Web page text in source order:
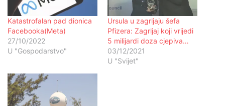
Katastrofalan pad dionica
Facebooka(Meta)
27/10/2022
U "Gospodarstvo"
Ursula u zagrljaju šefa
Pfizera: Zagrljaj koji vrijedi
5 milijardi doza cjepiva…
03/12/2021
U "Svijet"